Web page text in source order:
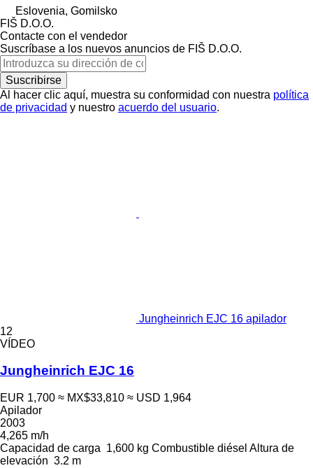
Eslovenia, Gomilsko
FIŠ D.O.O.
Contacte con el vendedor
Suscríbase a los nuevos anuncios de FIŠ D.O.O.
Suscribirse
Al hacer clic aquí, muestra su conformidad con nuestra política
de privacidad y nuestro acuerdo del usuario.
Jungheinrich EJC 16 apilador
12
VÍDEO
Jungheinrich EJC 16
EUR 1,700 ≈ MX$33,810 ≈ USD 1,964
Apilador
2003
4,265 m/h
Capacidad de carga 1,600 kg Combustible diésel Altura de
elevación 3.2 m